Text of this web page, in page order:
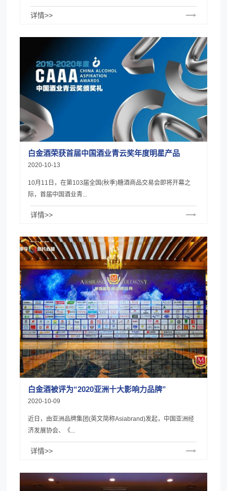
详情>>
白金酒荣获首届中国酒业青云奖年度明星产品
2020-10-13
10月11日，在第103届全国(秋季)糖酒商品交易会即将开幕之
际，首届中国酒业青...
详情>>
白金酒被评为“2020亚洲十大影响力品牌”
2020-10-09
近日，由亚洲品牌集团(英文简称Asiabrand)发起，中国亚洲经
济发展协会、《...
详情>>